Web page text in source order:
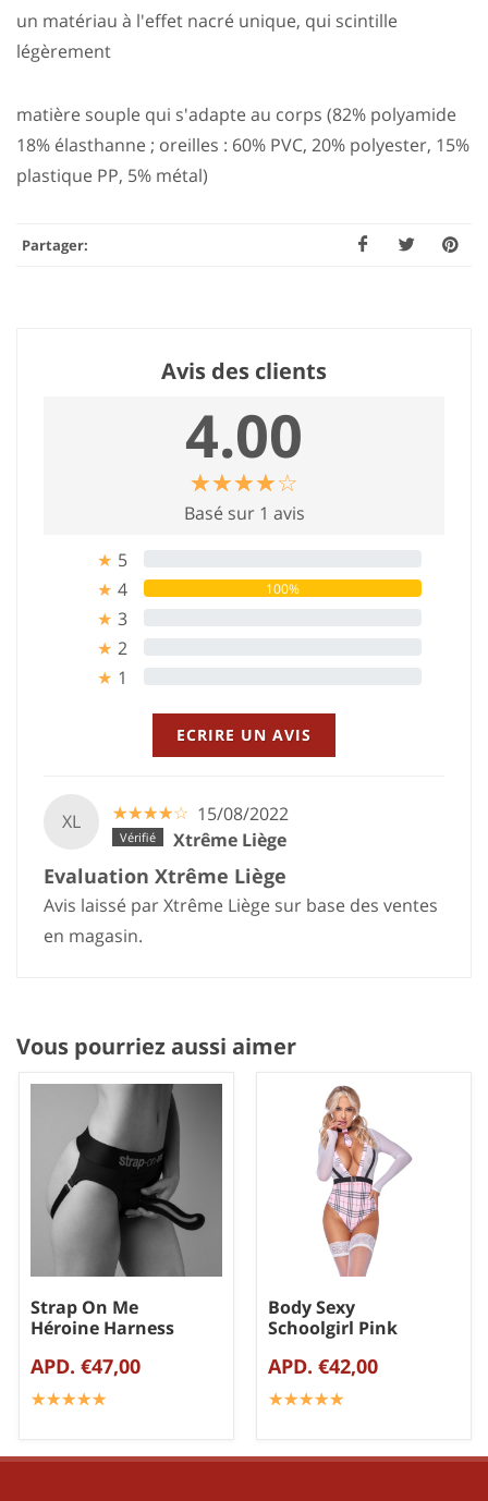
un matériau à l'effet nacré unique, qui scintille
légèrement
matière souple qui s'adapte au corps (82% polyamide
18% élasthanne ; oreilles : 60% PVC, 20% polyester, 15%
plastique PP, 5% métal)
Partager:
Avis des clients
4.00
☆☆☆☆☆
★★★★★
Basé sur 1 avis
★ 5
★ 4 100%
★ 3
★ 2
★ 1
ECRIRE UN AVIS
XL ☆☆☆☆☆
★★★★★ 15/08/2022
Xtrême Liège
Evaluation Xtrême Liège
Avis laissé par Xtrême Liège sur base des ventes
en magasin.
Vous pourriez aussi aimer
Strap On Me
Héroine Harness
APD. €47,00
☆☆☆☆☆
★★★★★
Body Sexy
Schoolgirl Pink
APD. €42,00
☆☆☆☆☆
★★★★★